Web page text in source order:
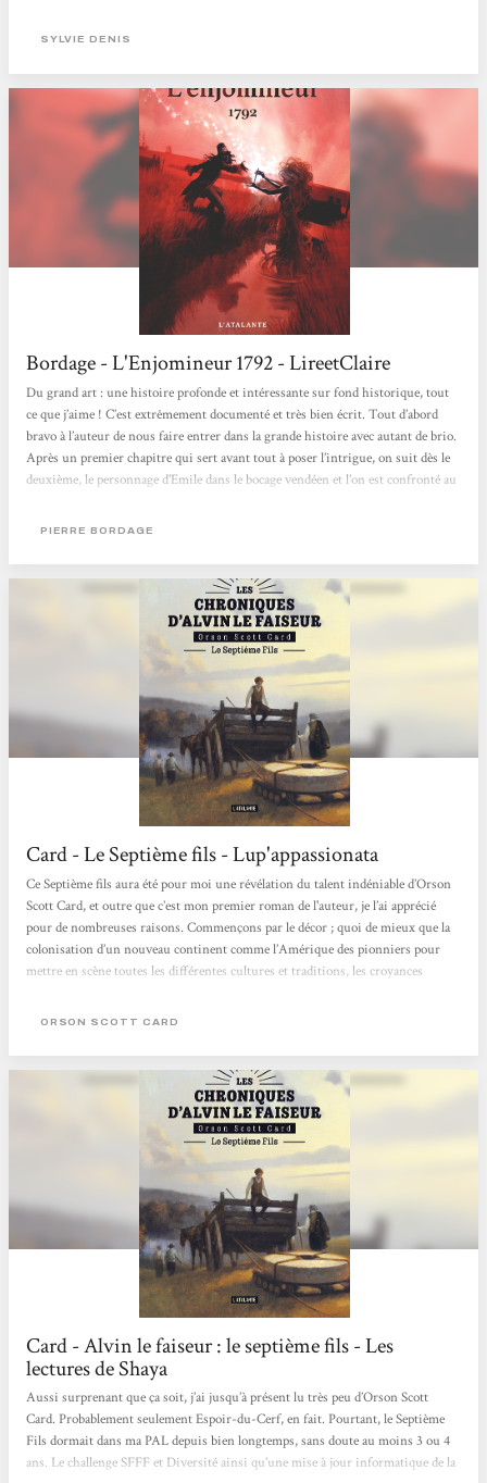
temps nous a changés, et l’on sait bien que cela peut-être difficile à admettre.
SYLVIE DENIS
Bordage - L'Enjomineur 1792 - LireetClaire
Du grand art : une histoire profonde et intéressante sur fond historique, tout
ce que j’aime ! C’est extrêmement documenté et très bien écrit. Tout d’abord
bravo à l’auteur de nous faire entrer dans la grande histoire avec autant de brio.
Après un premier chapitre qui sert avant tout à poser l’intrigue, on suit dès le
deuxième, le personnage d’Emile dans le bocage vendéen et l’on est confronté au
sans traduction on pourrait se détourner du récit par paresse....
PIERRE BORDAGE
Card - Le Septième fils - Lup'appassionata
Ce Septième fils aura été pour moi une révélation du talent indéniable d’Orson
Scott Card, et outre que c’est mon premier roman de l'auteur, je l’ai apprécié
pour de nombreuses raisons. Commençons par le décor ; quoi de mieux que la
colonisation d’un nouveau continent comme l’Amérique des pionniers pour
mettre en scène toutes les différentes cultures et traditions, les croyances
européens…), permettant de créer dès les premières pages cette atmosphère...
ORSON SCOTT CARD
Card - Alvin le faiseur : le septième fils - Les
lectures de Shaya
Aussi surprenant que ça soit, j’ai jusqu’à présent lu très peu d’Orson Scott
Card. Probablement seulement Espoir-du-Cerf, en fait. Pourtant, le Septième
Fils dormait dans ma PAL depuis bien longtemps, sans doute au moins 3 ou 4
ans. Le challenge SFFF et Diversité ainsi qu’une mise à jour informatique de la